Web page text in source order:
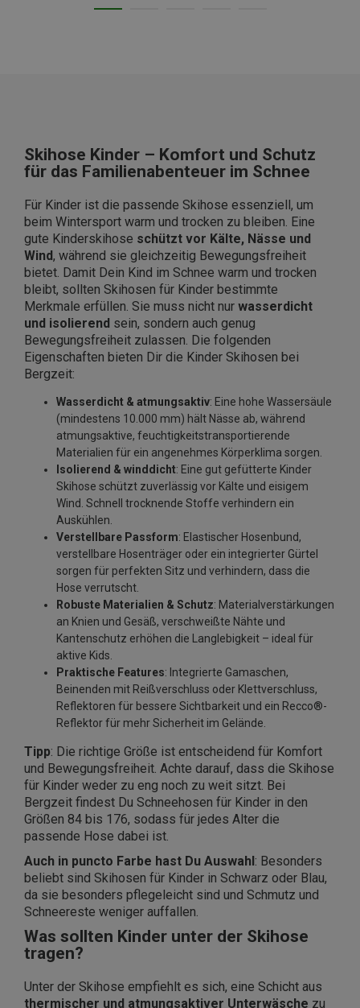
Skihose Kinder – Komfort und Schutz
für das Familienabenteuer im Schnee
Für Kinder ist die passende Skihose essenziell, um
beim Wintersport warm und trocken zu bleiben. Eine
gute Kinderskihose schützt vor Kälte, Nässe und
Wind, während sie gleichzeitig Bewegungsfreiheit
bietet. Damit Dein Kind im Schnee warm und trocken
bleibt, sollten Skihosen für Kinder bestimmte
Merkmale erfüllen. Sie muss nicht nur wasserdicht
und isolierend sein, sondern auch genug
Bewegungsfreiheit zulassen. Die folgenden
Eigenschaften bieten Dir die Kinder Skihosen bei
Bergzeit:
Wasserdicht & atmungsaktiv: Eine hohe Wassersäule
(mindestens 10.000 mm) hält Nässe ab, während
atmungsaktive, feuchtigkeitstransportierende
Materialien für ein angenehmes Körperklima sorgen.
Isolierend & winddicht: Eine gut gefütterte Kinder
Skihose schützt zuverlässig vor Kälte und eisigem
Wind. Schnell trocknende Stoffe verhindern ein
Auskühlen.
Verstellbare Passform: Elastischer Hosenbund,
verstellbare Hosenträger oder ein integrierter Gürtel
sorgen für perfekten Sitz und verhindern, dass die
Hose verrutscht.
Robuste Materialien & Schutz: Materialverstärkungen
an Knien und Gesäß, verschweißte Nähte und
Kantenschutz erhöhen die Langlebigkeit – ideal für
aktive Kids.
Praktische Features: Integrierte Gamaschen,
Beinenden mit Reißverschluss oder Klettverschluss,
Reflektoren für bessere Sichtbarkeit und ein Recco®-
Reflektor für mehr Sicherheit im Gelände.
Tipp: Die richtige Größe ist entscheidend für Komfort
und Bewegungsfreiheit. Achte darauf, dass die Skihose
für Kinder weder zu eng noch zu weit sitzt. Bei
Bergzeit findest Du Schneehosen für Kinder in den
Größen 84 bis 176, sodass für jedes Alter die
passende Hose dabei ist.
Auch in puncto Farbe hast Du Auswahl: Besonders
beliebt sind Skihosen für Kinder in Schwarz oder Blau,
da sie besonders pflegeleicht sind und Schmutz und
Schneereste weniger auffallen.
Was sollten Kinder unter der Skihose
tragen?
Unter der Skihose empfiehlt es sich, eine Schicht aus
thermischer und atmungsaktiver Unterwäsche zu